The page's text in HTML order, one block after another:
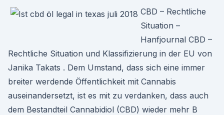
CBD – Rechtliche
Situation –
Hanfjournal CBD –
Rechtliche Situation und Klassifizierung in der EU von
Janika Takats . Dem Umstand, dass sich eine immer
breiter werdende Öffentlichkeit mit Cannabis
auseinandersetzt, ist es mit zu verdanken, dass auch
dem Bestandteil Cannabidiol (CBD) wieder mehr B